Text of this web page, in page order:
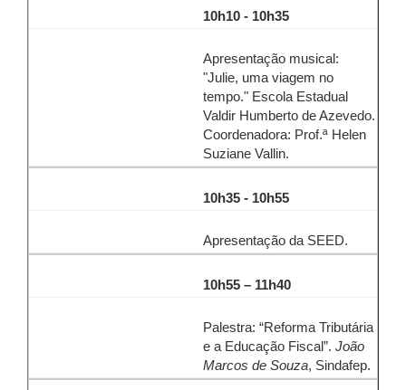
10h10 - 10h35
Apresentação musical:
"Julie, uma viagem no
tempo." Escola Estadual
Valdir Humberto de Azevedo.
Coordenadora: Prof.ª Helen
Suziane Vallin.
10h35 - 10h55
Apresentação da SEED.
10h55 – 11h40
Palestra: “Reforma Tributária
e a Educação Fiscal”. João
Marcos de Souza, Sindafep.